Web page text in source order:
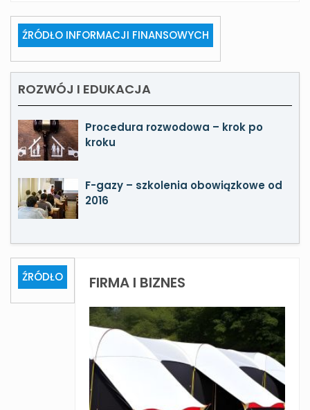
ŹRÓDŁO INFORMACJI FINANSOWYCH
ROZWÓJ I EDUKACJA
Procedura rozwodowa – krok po
kroku
F-gazy – szkolenia obowiązkowe od
2016
ŹRÓDŁO FIRMA I BIZNES